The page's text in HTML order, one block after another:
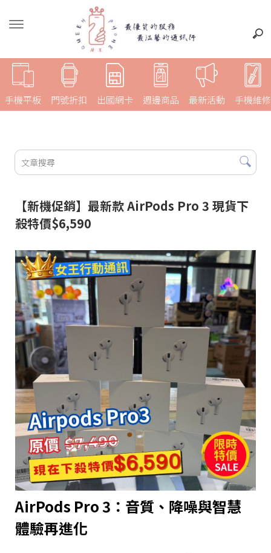
手機平板 門號折扣 週邊商品 最新活動 手機維修
出國網卡
【新機促銷】最新款 AirPods Pro 3 現貨下
殺特價$6,590
AirPods Pro 3：音質、降噪與智慧
體驗再進化